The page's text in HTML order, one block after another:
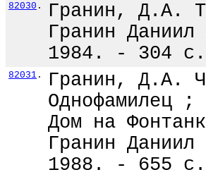
82030 .
Гранин, Д.А.
Гранин
1984. - 304 с.
82031 .
Гранин, Д.А.
Однофамилец
Дом на
Гранин
1988. - 655 с.